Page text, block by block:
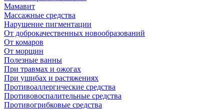
Мамавит
Массажные средства
Нарушение пигментации
От доброкачественных новообразований
От комаров
От морщин
Полезные ванны
При травмах и ожогах
При ушибах и растяжениях
Противоаллергические средства
Противовоспалительные средства
Противогрибковые средства